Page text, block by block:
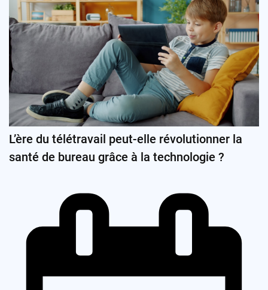
L’ère du télétravail peut-elle révolutionner la
santé de bureau grâce à la technologie ?